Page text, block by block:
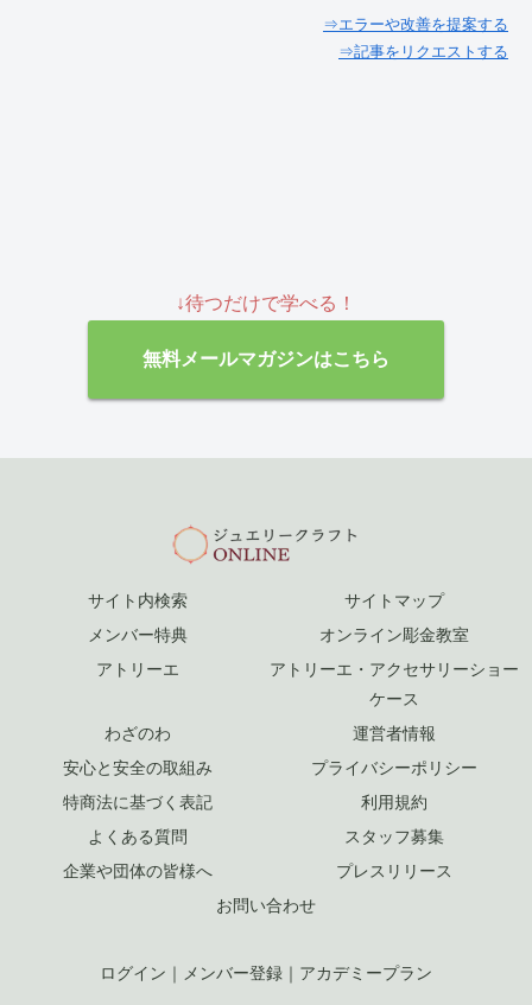
⇒エラーや改善を提案する
⇒記事をリクエストする
↓待つだけで学べる！
無料メールマガジンはこちら
サイト内検索
サイトマップ
メンバー特典
オンライン彫金教室
アトリーエ
アトリーエ・アクセサリーショー
ケース
わざのわ
運営者情報
安心と安全の取組み
プライバシーポリシー
特商法に基づく表記
利用規約
よくある質問
スタッフ募集
企業や団体の皆様へ
プレスリリース
お問い合わせ
ログイン ｜ メンバー登録 ｜ アカデミープラン